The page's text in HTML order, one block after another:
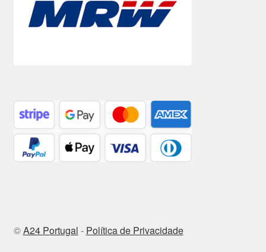
©A24 Portugal - Política de Privacidade